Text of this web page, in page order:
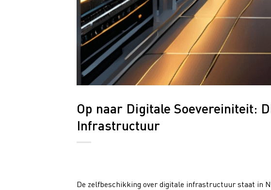
Op naar Digitale Soevereiniteit:
Infrastructuur
De zelfbeschikking over digitale infrastructuur staat in